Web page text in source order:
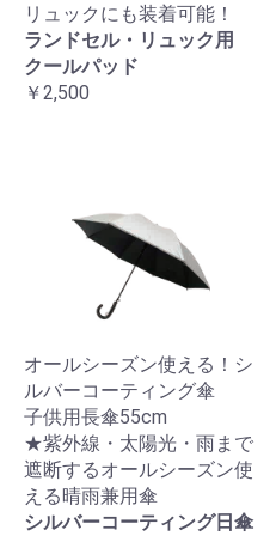
リュックにも装着可能！
ランドセル・リュック用
クールパッド
￥2,500
オールシーズン使える！シ
ルバーコーティング傘
子供用長傘55cm
★紫外線・太陽光・雨まで
遮断するオールシーズン使
える晴雨兼用傘
シルバーコーティング日傘